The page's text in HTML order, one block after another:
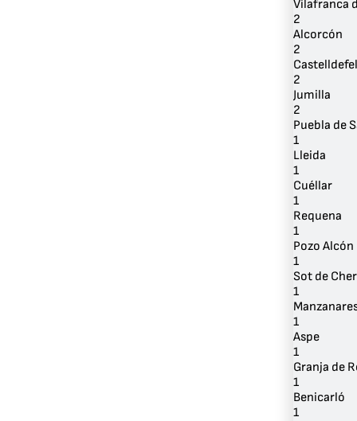
Vilafranca
2
Alcorcón
2
2
Jumilla
2
Puebla de
1
Lleida
1
Cuéllar
1
Requena
1
Pozo Alcón
1
Sot de
1
1
Aspe
1
Granja de
1
Benicarló
1